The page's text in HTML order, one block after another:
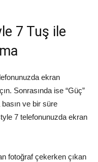
7 Tuş ile
ekran
Sonrasında ise “Güç”
ve bir süre
7 telefonunuzda ekran
fotoğraf çekerken çıkan